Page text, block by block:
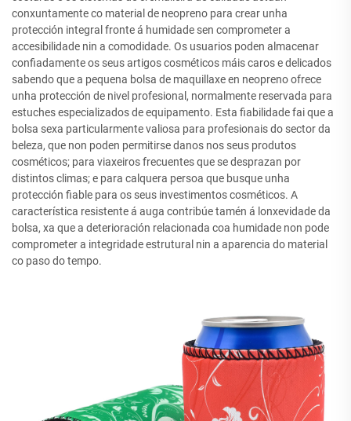
conxuntamente co material de neopreno para crear unha
protección integral fronte á humidade sen comprometer a
accesibilidade nin a comodidade. Os usuarios poden almacenar
confiadamente os seus artigos cosméticos máis caros e delicados
sabendo que a pequena bolsa de maquillaxe en neopreno ofrece
unha protección de nivel profesional, normalmente reservada para
estuches especializados de equipamento. Esta fiabilidade fai que a
bolsa sexa particularmente valiosa para profesionais do sector da
beleza, que non poden permitirse danos nos seus produtos
cosméticos; para viaxeiros frecuentes que se desprazan por
distintos climas; e para calquera persoa que busque unha
protección fiable para os seus investimentos cosméticos. A
característica resistente á auga contribúe tamén á lonxevidade da
bolsa, xa que a deterioración relacionada coa humidade non pode
comprometer a integridade estrutural nin a aparencia do material
co paso do tempo.